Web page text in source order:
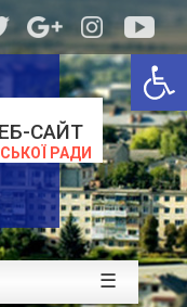
САЙТ
РАДИ
☰